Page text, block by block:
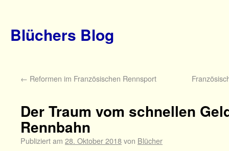
Blüchers Blog
← Reformen im Französischen Rennsport
Der Traum vom schnellen
Rennbahn
Publiziert am 28. Oktober 2018von Blücher